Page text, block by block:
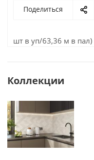
Поделиться
шт в уп/63,36 м в пал)
Коллекции